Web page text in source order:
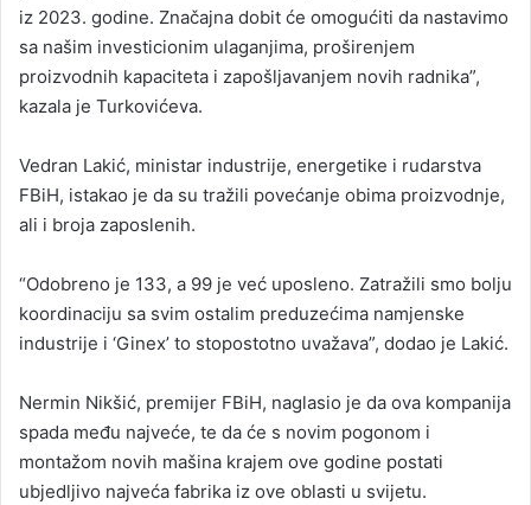
iz 2023. godine. Značajna dobit će omogućiti da nastavimo
sa našim investicionim ulaganjima, proširenjem
proizvodnih kapaciteta i zapošljavanjem novih radnika”,
kazala je Turkovićeva.
Vedran Lakić, ministar industrije, energetike i rudarstva
FBiH, istakao je da su tražili povećanje obima proizvodnje,
ali i broja zaposlenih.
“Odobreno je 133, a 99 je već uposleno. Zatražili smo bolju
koordinaciju sa svim ostalim preduzećima namjenske
industrije i ‘Ginex’ to stopostotno uvažava”, dodao je Lakić.
Nermin Nikšić, premijer FBiH, naglasio je da ova kompanija
spada među najveće, te da će s novim pogonom i
montažom novih mašina krajem ove godine postati
ubjedljivo najveća fabrika iz ove oblasti u svijetu.